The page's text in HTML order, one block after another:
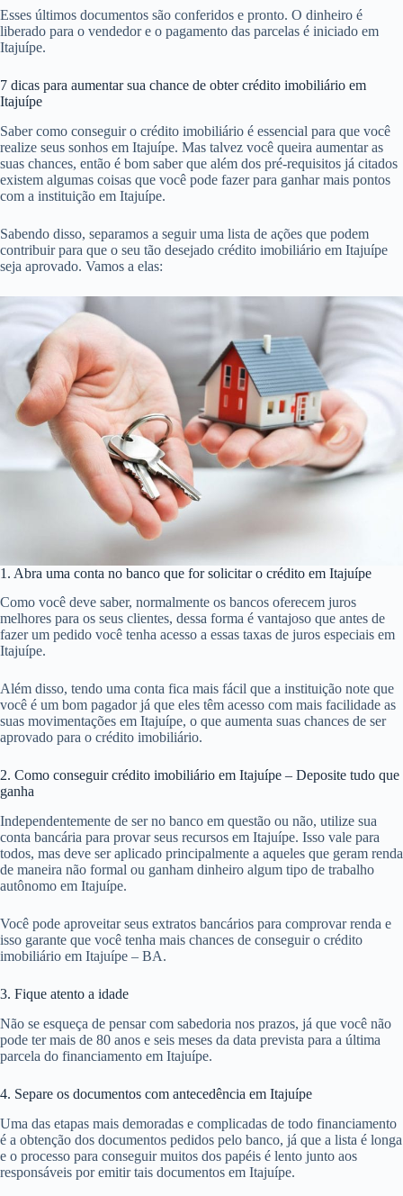
Esses últimos documentos são conferidos e pronto. O dinheiro é
liberado para o vendedor e o pagamento das parcelas é iniciado em
Itajuípe.
7 dicas para aumentar sua chance de obter crédito imobiliário em
Itajuípe
Saber como conseguir o crédito imobiliário é essencial para que você
realize seus sonhos em Itajuípe. Mas talvez você queira aumentar as
suas chances, então é bom saber que além dos pré-requisitos já citados
existem algumas coisas que você pode fazer para ganhar mais pontos
com a instituição em Itajuípe.
Sabendo disso, separamos a seguir uma lista de ações que podem
contribuir para que o seu tão desejado crédito imobiliário em Itajuípe
seja aprovado. Vamos a elas:
1. Abra uma conta no banco que for solicitar o crédito em Itajuípe
Como você deve saber, normalmente os bancos oferecem juros
melhores para os seus clientes, dessa forma é vantajoso que antes de
fazer um pedido você tenha acesso a essas taxas de juros especiais em
Itajuípe.
Além disso, tendo uma conta fica mais fácil que a instituição note que
você é um bom pagador já que eles têm acesso com mais facilidade as
suas movimentações em Itajuípe, o que aumenta suas chances de ser
aprovado para o crédito imobiliário.
2. Como conseguir crédito imobiliário em Itajuípe – Deposite tudo que
ganha
Independentemente de ser no banco em questão ou não, utilize sua
conta bancária para provar seus recursos em Itajuípe. Isso vale para
todos, mas deve ser aplicado principalmente a aqueles que geram renda
de maneira não formal ou ganham dinheiro algum tipo de trabalho
autônomo em Itajuípe.
Você pode aproveitar seus extratos bancários para comprovar renda e
isso garante que você tenha mais chances de conseguir o crédito
imobiliário em Itajuípe – BA.
3. Fique atento a idade
Não se esqueça de pensar com sabedoria nos prazos, já que você não
pode ter mais de 80 anos e seis meses da data prevista para a última
parcela do financiamento em Itajuípe.
4. Separe os documentos com antecedência em Itajuípe
Uma das etapas mais demoradas e complicadas de todo financiamento
é a obtenção dos documentos pedidos pelo banco, já que a lista é longa
e o processo para conseguir muitos dos papéis é lento junto aos
responsáveis por emitir tais documentos em Itajuípe.